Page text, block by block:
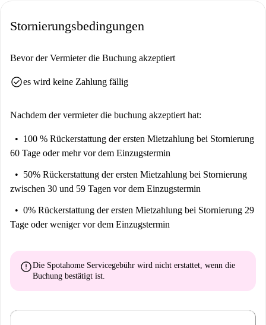
pulsierende Leben Wiens – alles bequem zu Fuß erreichbar.
Stornierungsbedingungen
Bevor der Vermieter die Buchung akzeptiert
check_circlees wird keine Zahlung fällig
Nachdem der vermieter die buchung akzeptiert hat:
100 % Rückerstattung der ersten Mietzahlung bei Stornierung
60 Tage oder mehr vor dem Einzugstermin
50% Rückerstattung der ersten Mietzahlung bei Stornierung
zwischen 30 und 59 Tagen vor dem Einzugstermin
0% Rückerstattung der ersten Mietzahlung bei Stornierung 29
Tage oder weniger vor dem Einzugstermin
errorDie Spotahome Servicegebühr wird nicht erstattet, wenn die
Buchung bestätigt ist.